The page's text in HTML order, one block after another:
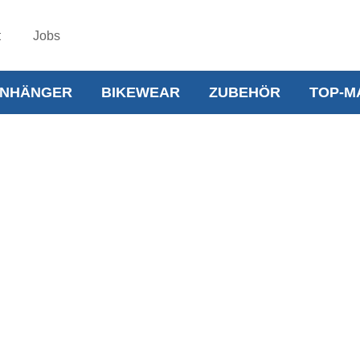
Jobs
BIKEWEAR ZUBEHÖR TOP-